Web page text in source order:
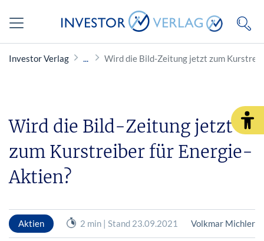
Investor Verlag Wird die Bild-Zeitung jetzt zum
Wird die Bild-Zeitung jetzt
zum Kurstreiber für Energie-
Aktien?
Aktien 2 min | Stand 23.09.2021 Volkmar Michler